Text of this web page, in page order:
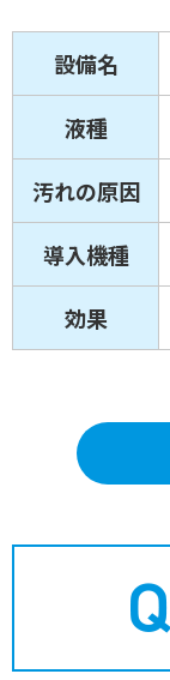
設備名
液種
汚れの原因
導入機種
効果